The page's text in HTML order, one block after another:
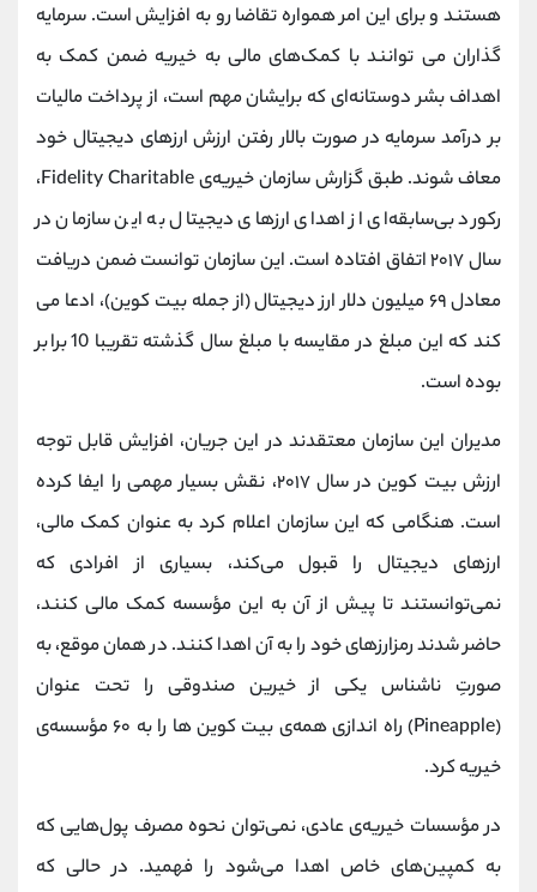
هستند و برای این امر همواره تقاضا رو به‌ افزایش است. سرمایه
‌گذاران می توانند با کمک‌های مالی به خیریه ضمن کمک به
اهداف بشر دوستانه‌ای که برایشان مهم است، از پرداخت مالیات
بر درآمد سرمایه در صورت بالار رفتن ارزش ارزهای دیجیتال خود
معاف شوند. طبق ‌گزارش سازمان خیریه‌ی Fidelity Charitable،
رکورد بی‌سابقه‌ای از اهدای ارزهای دیجیتال به این سازمان در
سال ۲۰۱۷ اتفاق افتاده است. این سازمان توانست ضمن دریافت
معادل ۶۹ میلیون دلار ارز دیجیتال (از جمله بیت کوین)، ادعا می
‌کند که این مبلغ در مقایسه با مبلغ سال گذشته تقریبا 10 برابر
بوده است.
مدیران این سازمان معتقدند در این جریان، افزایش قابل ‌توجه
ارزش بیت کوین در سال ۲۰۱۷، نقش بسیار مهمی را ایفا کرده
است. هنگامی ‌که این سازمان اعلام کرد به‌ عنوان کمک مالی،
ارزهای دیجیتال را قبول می‌کند، بسیاری از افرادی که
نمی‌توانستند تا پیش از آن به این مؤسسه کمک مالی کنند،
حاضر شدند رمزارزهای خود را به آن اهدا کنند. در همان موقع، به
صورتِ ناشناس یکی از خیرین صندوقی را تحت عنوان
(Pineapple) راه ‌اندازی همه‌ی بیت کوین ها را به ۶۰ مؤسسه‌ی
خیریه کرد.
در مؤسسات خیریه‌ی عادی، نمی‌توان نحوه مصرف پول‌هایی که
به کمپین‌های خاص اهدا می‌شود را فهمید. در حالی که